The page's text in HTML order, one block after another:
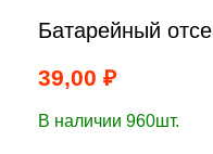
Батарейный
39,00 ₽
В наличии 960шт.